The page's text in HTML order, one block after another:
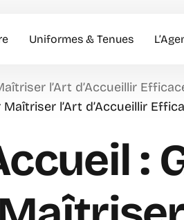
Uniformes & Tenues
l’Art d’Accueillir
l’Art d’Accueillir
: